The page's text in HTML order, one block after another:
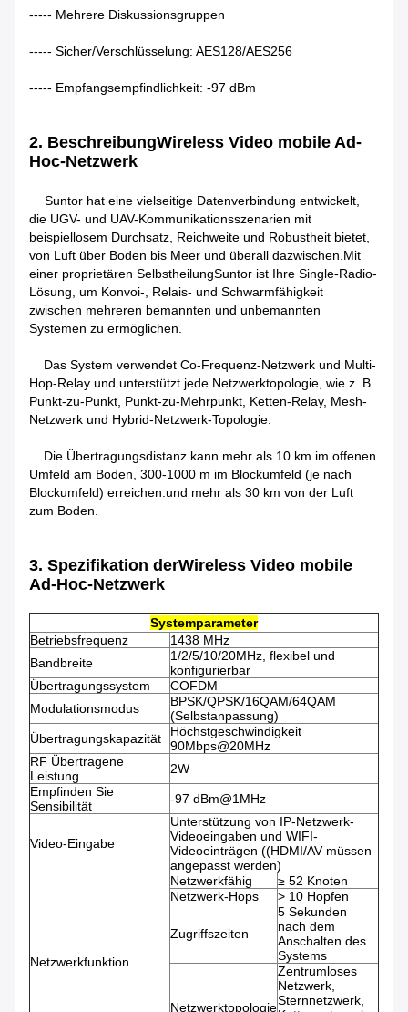
----- Mehrere Diskussionsgruppen
----- Sicher/Verschlüsselung: AES128/AES256
----- Empfangsempfindlichkeit: -97 dBm
2. BeschreibungWireless Video mobile Ad-
Hoc-Netzwerk
Suntor hat eine vielseitige Datenverbindung entwickelt,
die UGV- und UAV-Kommunikationsszenarien mit
beispiellosem Durchsatz, Reichweite und Robustheit bietet,
von Luft über Boden bis Meer und überall dazwischen.Mit
einer proprietären SelbstheilungSuntor ist Ihre Single-Radio-
Lösung, um Konvoi-, Relais- und Schwarmfähigkeit
zwischen mehreren bemannten und unbemannten
Systemen zu ermöglichen.
Das System verwendet Co-Frequenz-Netzwerk und Multi-
Hop-Relay und unterstützt jede Netzwerktopologie, wie z. B.
Punkt-zu-Punkt, Punkt-zu-Mehrpunkt, Ketten-Relay, Mesh-
Netzwerk und Hybrid-Netzwerk-Topologie.
Die Übertragungsdistanz kann mehr als 10 km im offenen
Umfeld am Boden, 300-1000 m im Blockumfeld (je nach
Blockumfeld) erreichen.und mehr als 30 km von der Luft
zum Boden.
3. Spezifikation derWireless Video mobile
Ad-Hoc-Netzwerk
Systemparameter
Betriebsfrequenz
1438 MHz
Bandbreite
1/2/5/10/20MHz, flexibel und
konfigurierbar
Übertragungssystem
COFDM
Modulationsmodus
BPSK/QPSK/16QAM/64QAM
(Selbstanpassung)
Übertragungskapazität
Höchstgeschwindigkeit
90Mbps@20MHz
RF Übertragene
Leistung
2W
Empfinden Sie
Sensibilität
-97 dBm@1MHz
Video-Eingabe
Unterstützung von IP-Netzwerk-
Videoeingaben und WIFI-
Videoeinträgen ((HDMI/AV müssen
angepasst werden)
Netzwerkfunktion
Netzwerkfähig
≥ 52 Knoten
Netzwerk-Hops
> 10 Hopfen
Zugriffszeiten
5 Sekunden
nach dem
Anschalten des
Systems
Netzwerktopologie
Zentrumloses
Netzwerk,
Sternnetzwerk,